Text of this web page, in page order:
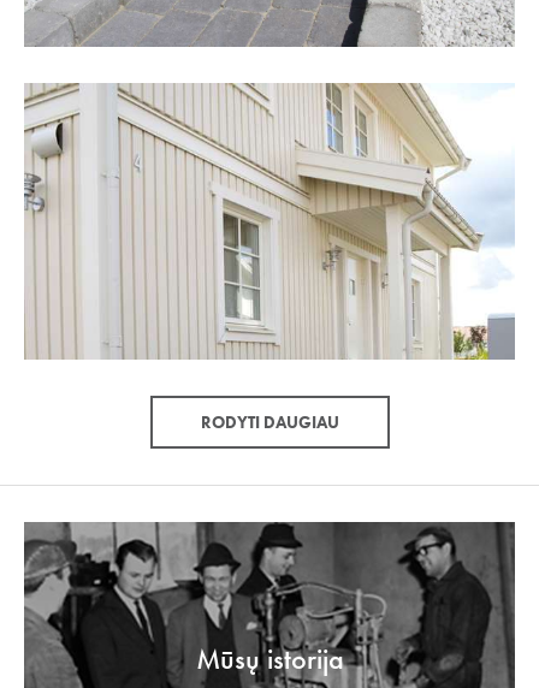
RODYTI DAUGIAU
Mūsų istorija